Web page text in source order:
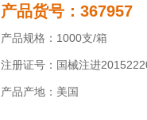
产品货号：367957
产品规格：1000支/箱
注册证号：国械注进
产品产地：美国